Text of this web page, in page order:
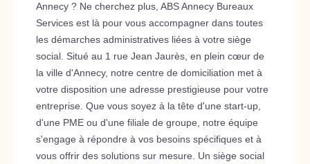
Annecy ? Ne cherchez plus, ABS Annecy Bureaux
Services est là pour vous accompagner dans toutes
les démarches administratives liées à votre siège
social. Situé au 1 rue Jean Jaurès, en plein cœur de
la ville d'Annecy, notre centre de domiciliation met à
votre disposition une adresse prestigieuse pour votre
entreprise. Que vous soyez à la tête d'une start-up,
d'une PME ou d'une filiale de groupe, notre équipe
s'engage à répondre à vos besoins spécifiques et à
vous offrir des solutions sur mesure. Un siège social